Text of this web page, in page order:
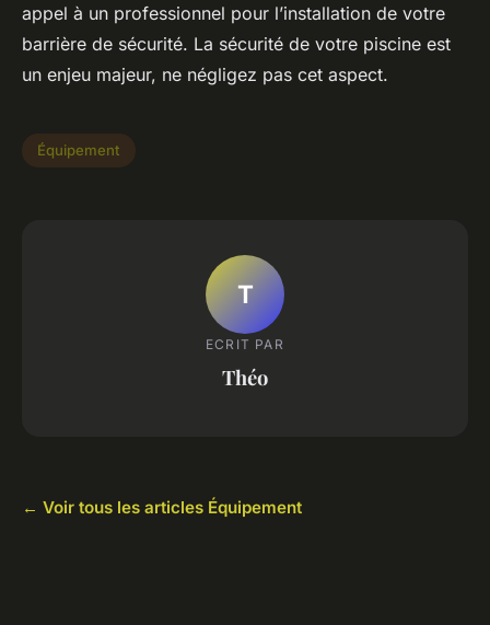
appel à un professionnel pour l’installation de votre
barrière de sécurité. La sécurité de votre piscine est
un enjeu majeur, ne négligez pas cet aspect.
Équipement
T
ECRIT PAR
Théo
← Voir tous les articles Équipement